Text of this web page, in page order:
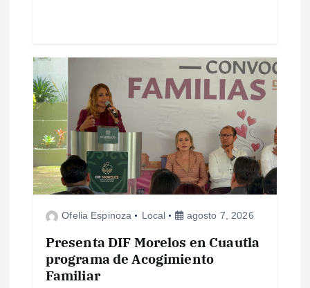
a
s
Ofelia Espinoza Local agosto 7, 2026
Presenta DIF Morelos en Cuautla
programa de Acogimiento
Familiar